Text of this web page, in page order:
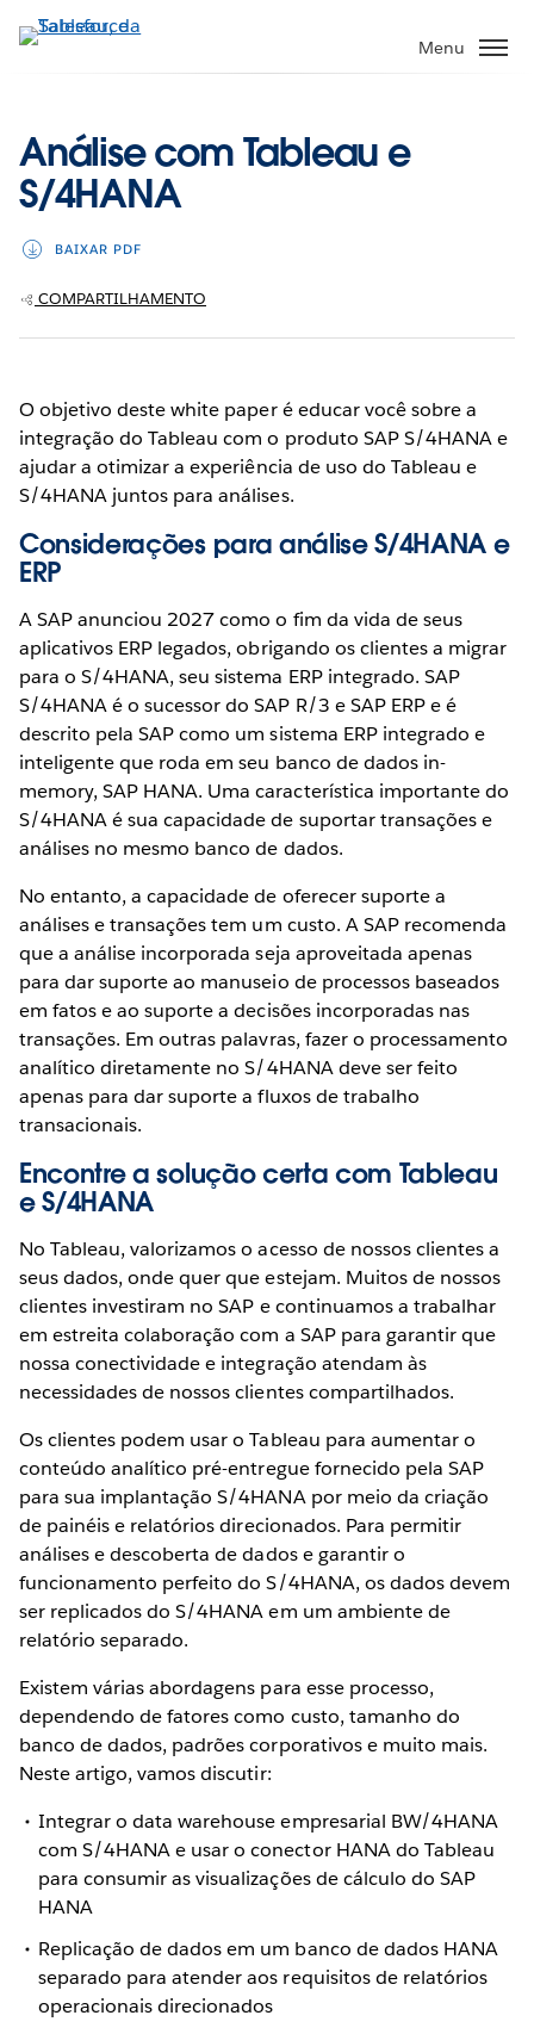
Pular
para
Menu
Análise com Tableau e
S/4HANA
BAIXAR PDF
COMPARTILHAMENTO
O objetivo deste white paper é educar você sobre a
integração do Tableau com o produto SAP S/4HANA e
ajudar a otimizar a experiência de uso do Tableau e
S/4HANA juntos para análises.
Considerações para análise S/4HANA e
ERP
A SAP anunciou 2027 como o fim da vida de seus
aplicativos ERP legados, obrigando os clientes a migrar
para o S/4HANA, seu sistema ERP integrado. SAP
S/4HANA é o sucessor do SAP R/3 e SAP ERP e é
descrito pela SAP como um sistema ERP integrado e
inteligente que roda em seu banco de dados in-
memory, SAP HANA. Uma característica importante do
S/4HANA é sua capacidade de suportar transações e
análises no mesmo banco de dados.
No entanto, a capacidade de oferecer suporte a
análises e transações tem um custo. A SAP recomenda
que a análise incorporada seja aproveitada apenas
para dar suporte ao manuseio de processos baseados
em fatos e ao suporte a decisões incorporadas nas
transações. Em outras palavras, fazer o processamento
analítico diretamente no S/4HANA deve ser feito
apenas para dar suporte a fluxos de trabalho
transacionais.
Encontre a solução certa com Tableau
e S/4HANA
No Tableau, valorizamos o acesso de nossos clientes a
seus dados, onde quer que estejam. Muitos de nossos
clientes investiram no SAP e continuamos a trabalhar
em estreita colaboração com a SAP para garantir que
nossa conectividade e integração atendam às
necessidades de nossos clientes compartilhados.
Os clientes podem usar o Tableau para aumentar o
conteúdo analítico pré-entregue fornecido pela SAP
para sua implantação S/4HANA por meio da criação
de painéis e relatórios direcionados. Para permitir
análises e descoberta de dados e garantir o
funcionamento perfeito do S/4HANA, os dados devem
ser replicados do S/4HANA em um ambiente de
relatório separado.
Existem várias abordagens para esse processo,
dependendo de fatores como custo, tamanho do
banco de dados, padrões corporativos e muito mais.
Neste artigo, vamos discutir:
Integrar o data warehouse empresarial BW/4HANA
com S/4HANA e usar o conector HANA do Tableau
para consumir as visualizações de cálculo do SAP
HANA
Replicação de dados em um banco de dados HANA
separado para atender aos requisitos de relatórios
operacionais direcionados